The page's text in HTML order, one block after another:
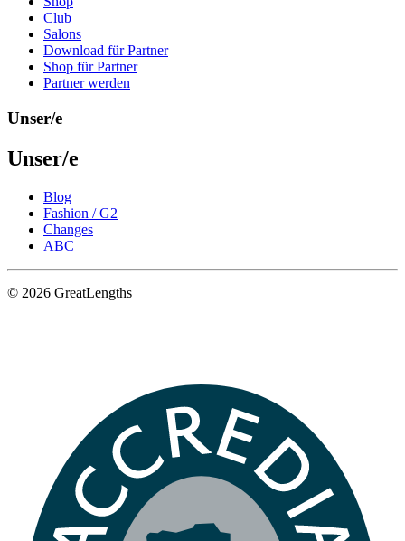
Club
Salons
Download für Partner
Shop für Partner
Partner werden
Unser/e
Unser/e
Blog
Fashion / G2
Changes
ABC
© 2026 GreatLengths